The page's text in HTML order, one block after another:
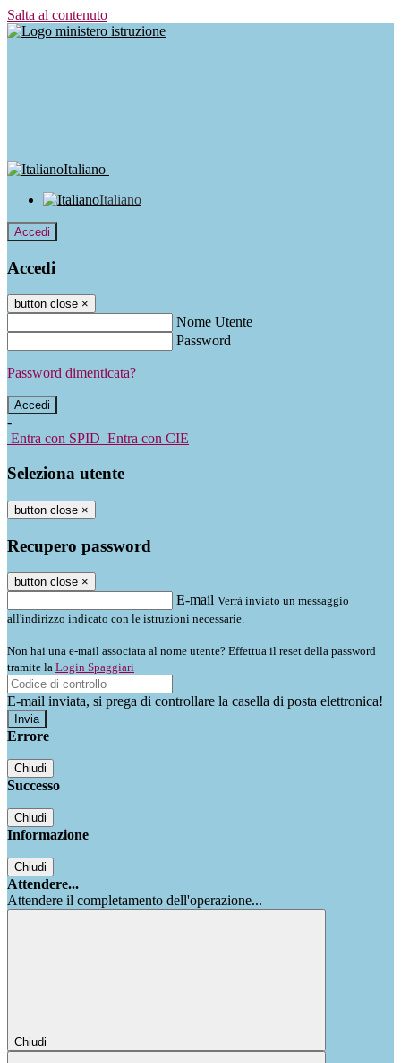
Salta al contenuto
Italiano
Italiano
Accedi
Accedi
button close ×
Nome Utente
Password
Password dimenticata?
-
Entra con SPID Entra con CIE
Seleziona utente
button close ×
Recupero password
button close ×
E-mail Verrà inviato un messaggio
all'indirizzo indicato con le istruzioni necessarie.
Non hai una e-mail associata al nome utente? Effettua il reset della password
tramite la Login Spaggiari
E-mail inviata, si prega di controllare la casella di posta elettronica!
Errore
Chiudi
Successo
Chiudi
Informazione
Chiudi
Attendere...
Attendere il completamento dell'operazione...
Chiudi